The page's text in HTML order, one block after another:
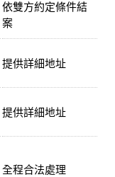
依雙方約定條件結
案
提供詳細地址
提供詳細地址
全程合法處理